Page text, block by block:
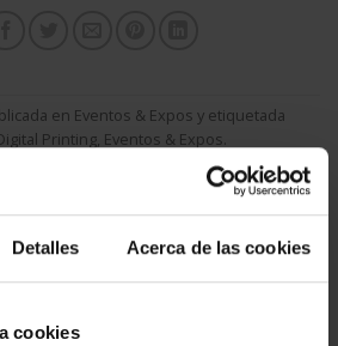
Detalles Acerca de las cookies
cookies
en Eventos & Expos y etiquetada
Printing, Eventos & Expos.